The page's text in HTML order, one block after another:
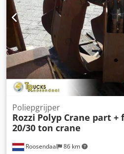
ca. 101x101x200 cm
zakken, alleen per pallet! De
(150 stuks).
Roosendaal 86 km
Poliepgrijper
Rozzi Polyp Crane part +
20/30 ton crane